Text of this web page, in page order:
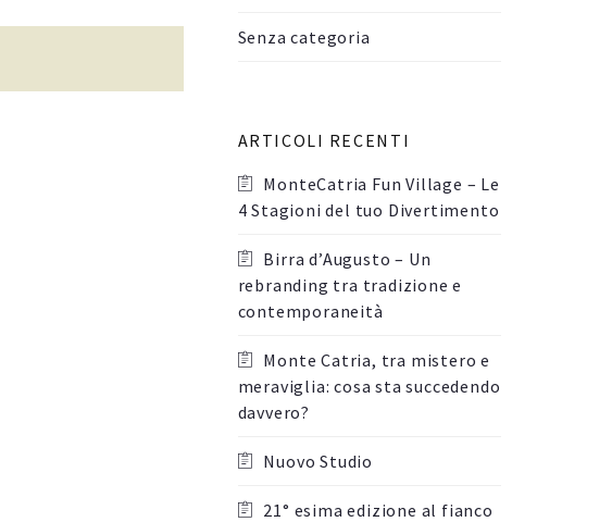
Senza categoria
ARTICOLI RECENTI
MonteCatria Fun Village – Le
4 Stagioni del tuo Divertimento
Birra d’Augusto – Un
rebranding tra tradizione e
contemporaneità
Monte Catria, tra mistero e
meraviglia: cosa sta succedendo
davvero?
Nuovo Studio
21° esima edizione al fianco